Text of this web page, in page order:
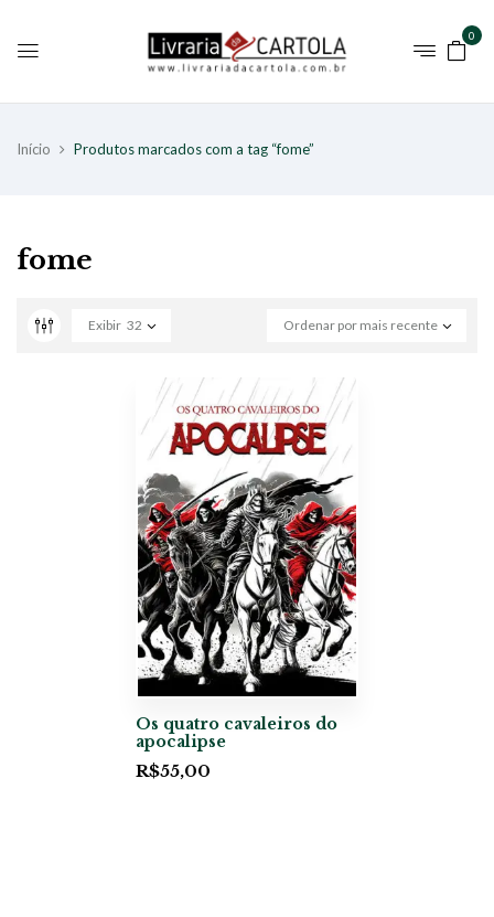
0
Início Produtos marcados com a tag “fome”
fome
Ordenar por mais recente
Exibir 32
Os quatro cavaleiros do
apocalipse
R$55,00